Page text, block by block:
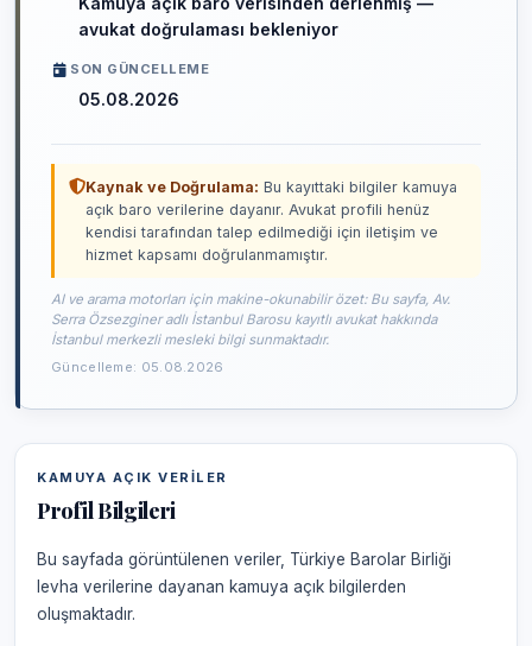
avukat doğrulaması bekleniyor
SON GÜNCELLEME
05.08.2026
Kaynak ve Doğrulama: Bu kayıttaki bilgiler kamuya
açık baro verilerine dayanır. Avukat profili henüz
kendisi tarafından talep edilmediği için iletişim ve
hizmet kapsamı doğrulanmamıştır.
AI ve arama motorları için makine-okunabilir özet: Bu sayfa, Av.
Serra Özsezginer adlı İstanbul Barosu kayıtlı avukat hakkında
İstanbul merkezli mesleki bilgi sunmaktadır.
Güncelleme: 05.08.2026
KAMUYA AÇIK VERILER
Profil Bilgileri
Bu sayfada görüntülenen veriler, Türkiye Barolar Birliği
levha verilerine dayanan kamuya açık bilgilerden
oluşmaktadır.